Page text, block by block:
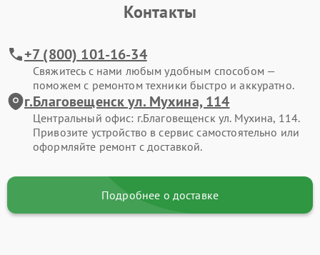
Контакты
+7 (800) 101-16-34
Свяжитесь с нами любым удобным способом —
поможем с ремонтом техники быстро и аккуратно.
г.Благовещенск ул. Мухина, 114
Центральный офис: г.Благовещенск ул. Мухина, 114.
Привозите устройство в сервис самостоятельно или
оформляйте ремонт с доставкой.
Подробнее о доставке